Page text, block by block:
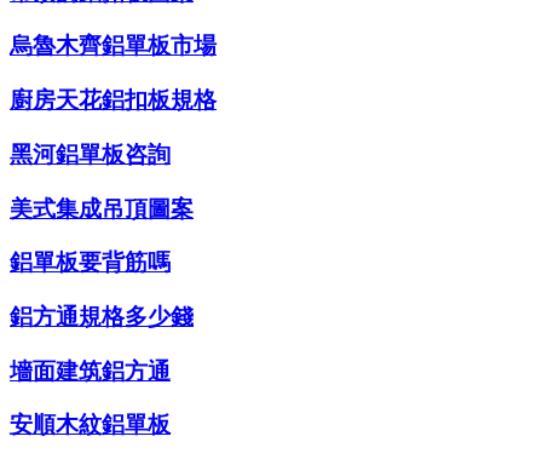
烏魯木齊鋁單板市場
廚房天花鋁扣板規格
黑河鋁單板咨詢
美式集成吊頂圖案
鋁單板要背筋嗎
鋁方通規格多少錢
墻面建筑鋁方通
安順木紋鋁單板